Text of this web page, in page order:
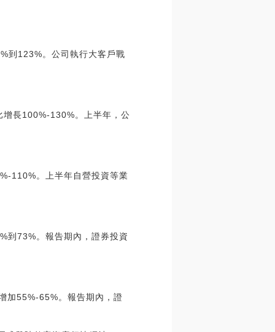
到123%。公司執行大客戶戰
長100%-130%。上半年，公
110%。上半年自營投資等業
到73%。報告期內，證券投資
加55%-65%。報告期內，證